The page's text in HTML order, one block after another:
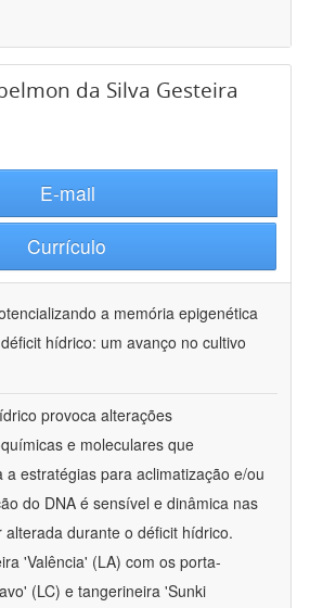
da Silva Gesteira
E-mail
Currículo
a memória epigenética
hídrico: um avanço no cultivo
provoca alterações
e moleculares que
a estratégias para aclimatização e/ou
do DNA é sensível e dinâmica nas
durante o déficit hídrico.
'Valência' (LA) com os porta-
(LC) e tangerineira 'Sunki